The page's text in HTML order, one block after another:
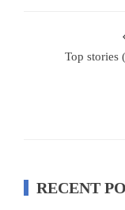
Top stories
RECENT